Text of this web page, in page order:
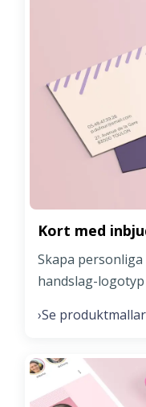
Kort med
Skapa
handslag-
›Se produktmallar